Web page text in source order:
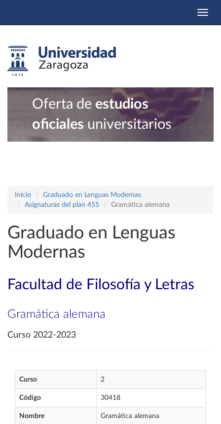
Oferta de estudios
oficiales universitarios
Inicio
Graduado en Lenguas Modernas
Asignaturas del plan 455
Gramática alemana
Graduado en Lenguas
Modernas
Facultad de Filosofía y Letras
Gramática alemana
Curso 2022-2023
Curso 2
Código 30418
Nombre Gramática alemana